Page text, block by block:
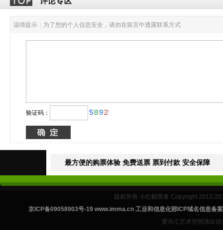
温情提示：为了您的个人信息安全，请勿在留言中透露联系方式
验证码：
最方便的购票体验 免费送票 票到付款 安全保障
版权所有 小红帽票务 Copyright 2012-
京ICP备09058903号-19 www.imma.cn 工业和信息化部ICP域名信息备
爱乐汇艺术空间演出